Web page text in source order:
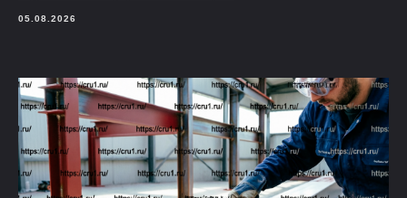
05.08.2026